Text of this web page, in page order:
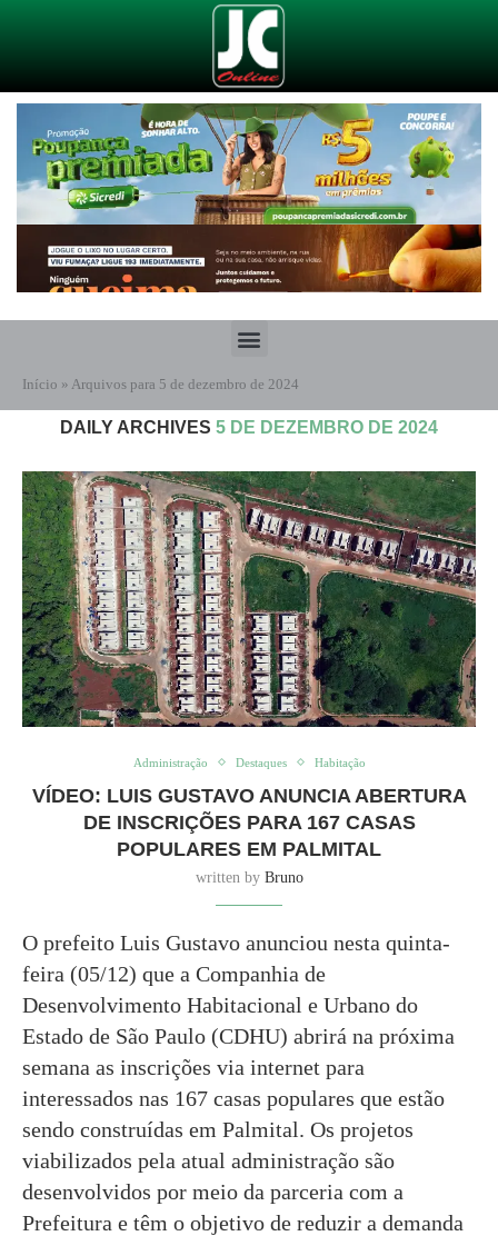
Início » Arquivos para 5 de dezembro de 2024
DAILY ARCHIVES 5 DE DEZEMBRO DE 2024
Administração Destaques Habitação
VÍDEO: LUIS GUSTAVO ANUNCIA ABERTURA
DE INSCRIÇÕES PARA 167 CASAS
POPULARES EM PALMITAL
written by Bruno
O prefeito Luis Gustavo anunciou nesta quinta-
feira (05/12) que a Companhia de
Desenvolvimento Habitacional e Urbano do
Estado de São Paulo (CDHU) abrirá na próxima
semana as inscrições via internet para
interessados nas 167 casas populares que estão
sendo construídas em Palmital. Os projetos
viabilizados pela atual administração são
desenvolvidos por meio da parceria com a
Prefeitura e têm o objetivo de reduzir a demanda